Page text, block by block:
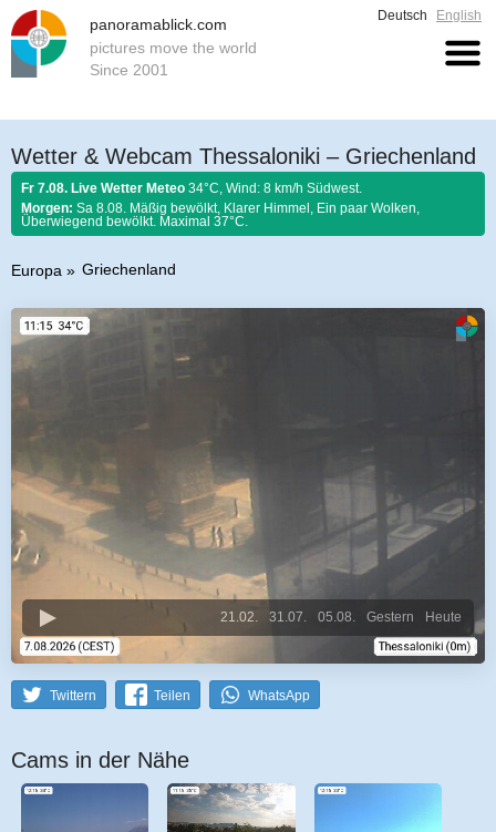
panoramablick.com
pictures move the world
Since 2001
Deutsch English
Wetter & Webcam Thessaloniki – Griechenland
Fr 7.08. Live Wetter Meteo 34°C, Wind: 8 km/h Südwest.
Morgen: Sa 8.08. Mäßig bewölkt, Klarer Himmel, Ein paar Wolken,
Überwiegend bewölkt. Maximal 37°C.
Europa Griechenland
Heute
Gestern
05.08.
31.07.
21.02.
Twittern Teilen WhatsApp
Cams in der Nähe